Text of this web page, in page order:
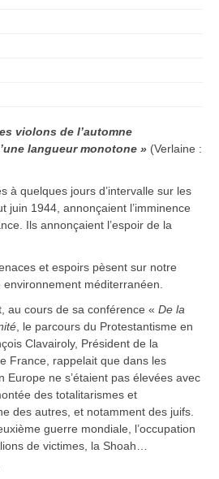
violons de l’automne
langueur monotone » (Verlaine :
à quelques jours d’intervalle sur les
juin 1944, annonçaient l’imminence
Ils annonçaient l’espoir de la
et espoirs pèsent sur notre
méditerranéen.
au cours de sa conférence « De la
, le parcours du Protestantisme en
Clavairoly, Président de la
France, rappelait que dans les
Europe ne s’étaient pas élevées avec
des totalitarismes et
des autres, et notamment des juifs.
guerre mondiale, l’occupation
de victimes, la Shoah…